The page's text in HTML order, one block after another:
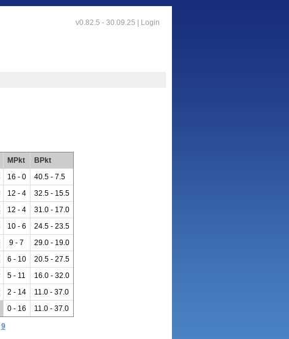
v0.82.5 - 30.09.25 | Login
MPkt
BPkt
16 - 0
40.5 - 7.5
12 - 4
32.5 - 15.5
12 - 4
31.0 - 17.0
10 - 6
24.5 - 23.5
9 - 7
29.0 - 19.0
6 - 10
20.5 - 27.5
5 - 11
16.0 - 32.0
2 - 14
11.0 - 37.0
0 - 16 11.0 - 37.0
9